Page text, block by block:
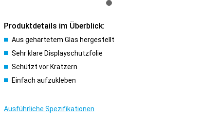
Produktdetails im Überblick:
Aus gehärtetem Glas hergestellt
Sehr klare Displayschutzfolie
Schützt vor Kratzern
Einfach aufzukleben
Ausführliche Spezifikationen